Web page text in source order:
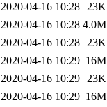
2020-04-16 10:28 23K
2020-04-16 10:28 4.0M
2020-04-16 10:28 23K
2020-04-16 10:29 16M
2020-04-16 10:29 23K
2020-04-16 10:29 16M